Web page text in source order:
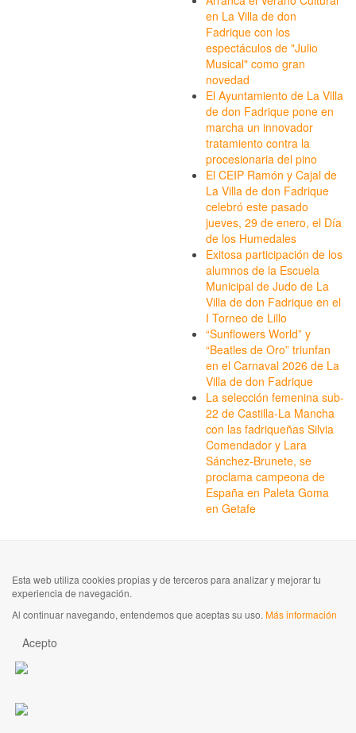
en La Villa de don
Fadrique con los
espectáculos de "Julio
Musical" como gran
novedad
El Ayuntamiento de La Villa
de don Fadrique pone en
marcha un innovador
tratamiento contra la
procesionaria del pino
El CEIP Ramón y Cajal de
La Villa de don Fadrique
celebró este pasado
jueves, 29 de enero, el Día
de los Humedales
Exitosa participación de los
alumnos de la Escuela
Municipal de Judo de La
Villa de don Fadrique en el
I Torneo de Lillo
“Sunflowers World” y
“Beatles de Oro” triunfan
en el Carnaval 2026 de La
Villa de don Fadrique
La selección femenina sub-
22 de Castilla-La Mancha
con las fadriqueñas Silvia
Comendador y Lara
Sánchez-Brunete, se
proclama campeona de
España en Paleta Goma
en Getafe
Esta web utiliza cookies propias y de terceros para analizar y mejorar tu
experiencia de navegación.
Al continuar navegando, entendemos que aceptas su uso.Más información
Acepto